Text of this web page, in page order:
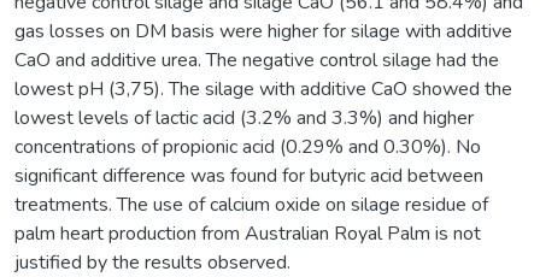
gas losses on DM basis were higher for silage with additive
CaO and additive urea. The negative control silage had the
lowest pH (3,75). The silage with additive CaO showed the
lowest levels of lactic acid (3.2% and 3.3%) and higher
concentrations of propionic acid (0.29% and 0.30%). No
significant difference was found for butyric acid between
treatments. The use of calcium oxide on silage residue of
palm heart production from Australian Royal Palm is not
justified by the results observed.